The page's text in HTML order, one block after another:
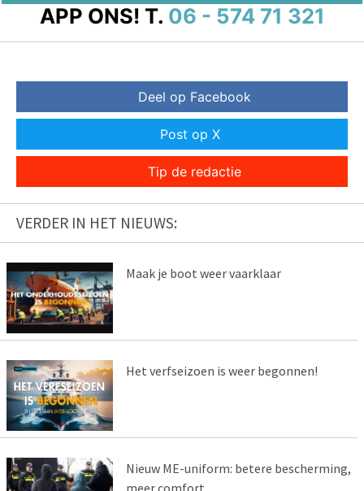
APP ONS! T. 06 - 574 71 321
Deel op Facebook
Post op X
Tip de redactie
VERDER IN HET NIEUWS:
Maak je boot weer vaarklaar
Het verfseizoen is weer begonnen!
Nieuw ME-uniform: betere bescherming,
meer comfort